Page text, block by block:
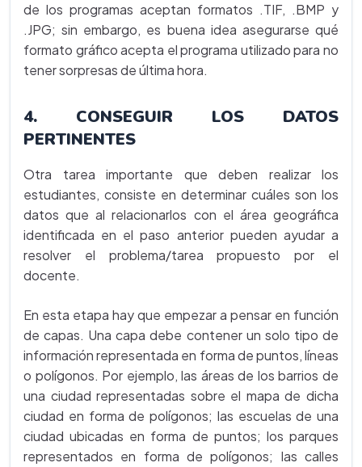
de los programas aceptan formatos .TIF, .BMP y
.JPG; sin embargo, es buena idea asegurarse qué
formato gráfico acepta el programa utilizado para no
tener sorpresas de última hora.
4. CONSEGUIR LOS DATOS
PERTINENTES
Otra tarea importante que deben realizar los
estudiantes, consiste en determinar cuáles son los
datos que al relacionarlos con el área geográfica
identificada en el paso anterior pueden ayudar a
resolver el problema/tarea propuesto por el
docente.
En esta etapa hay que empezar a pensar en función
de capas. Una capa debe contener un solo tipo de
información representada en forma de puntos, líneas
o polígonos. Por ejemplo, las áreas de los barrios de
una ciudad representadas sobre el mapa de dicha
ciudad en forma de polígonos; las escuelas de una
ciudad ubicadas en forma de puntos; los parques
representados en forma de polígonos; las calles